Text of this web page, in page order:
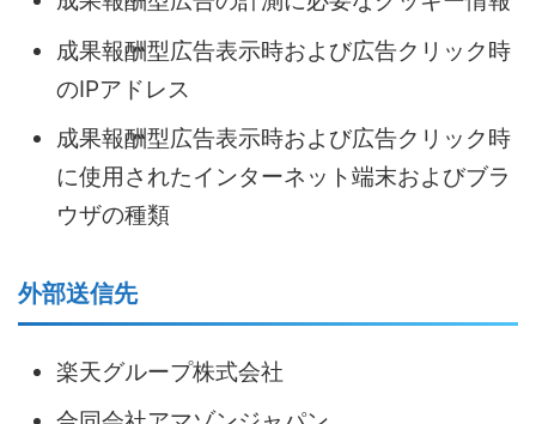
成果報酬型広告表示時および広告クリック時
のIPアドレス
成果報酬型広告表示時および広告クリック時
に使用されたインターネット端末およびブラ
ウザの種類
外部送信先
楽天グループ株式会社